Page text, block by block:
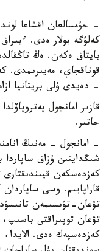
- جۇمسالعان اقشاعا
كەلۋگە بولار ەدى.
بايتاق ەكەن. ەڭ
قوناقجاي، مەيىرىمدى.
- دەيدى ۇلى بريتانيا
قازىر امانجول
جاتىر.
- امانجول - مەنىڭ
شىڭدايتىن ۇزاق
كەزدەسكەن
قاراپايىم. وسى
تۋعان-تۋىسىمەن
تۋعان توپىراقتى
كەزدەسپەك ەدى.